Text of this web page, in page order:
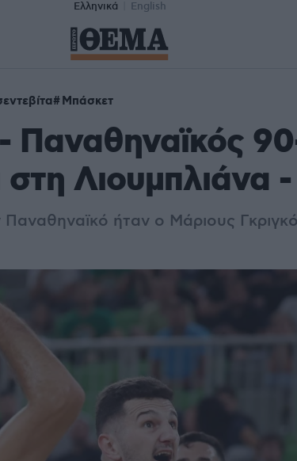
Ελληνικά English
Μπάσκετ
Παναθηναϊκός
στη Λιουμπλιάνα
ήταν ο Μάριους